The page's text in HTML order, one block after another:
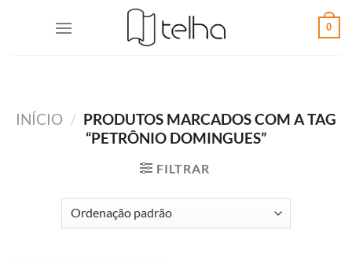
0
INÍCIO / PRODUTOS MARCADOS COM A TAG
“PETRÔNIO DOMINGUES”
FILTRAR